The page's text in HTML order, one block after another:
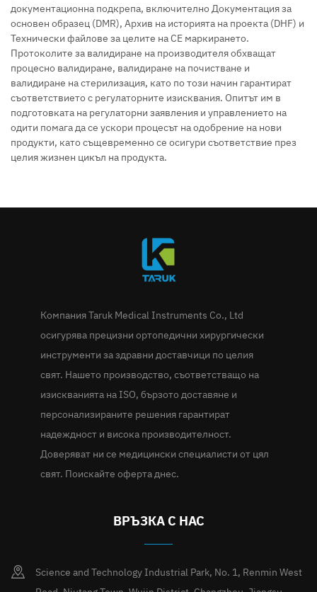
документационна подкрепа, включително Документация за
основен образец (DMR), Архив на историята на проекта (DHF) и
Технически файлове за целите на CE маркирането.
Протоколите за валидиране на производителя обхващат
процесно валидиране, валидиране на почистване и
валидиране на стерилизация, като по този начин гарантират
съответствието с регулаторните изисквания. Опитът им в
подготовката на регулаторни заявления и управлението на
одити помага да се ускори процесът на одобрение на нови
продукти, като същевременно се осигури съответствие през
целия жизнен цикъл на продукта.
Компания Taruk Medical Instruments Co., Ltd
осигурява прецизни ортопедични хирургически
инструменти за здравни доставчици по целия
свят. Нашето производство, съответстващо на
изискванията на ISO, бързото доставяне и
персонализираните решения гарантират
надеждност и висока производителност.
Доверяват ни се медицински специалисти от цял
свят. Поискайте оферта днес.
ВРЪЗКА С НАС
Science and Technology Industrial Park, No. 1, Renmin West